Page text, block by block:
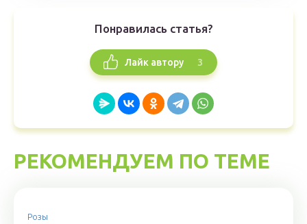
Понравилась статья?
Лайк автору 3
РЕКОМЕНДУЕМ ПО ТЕМЕ
Розы